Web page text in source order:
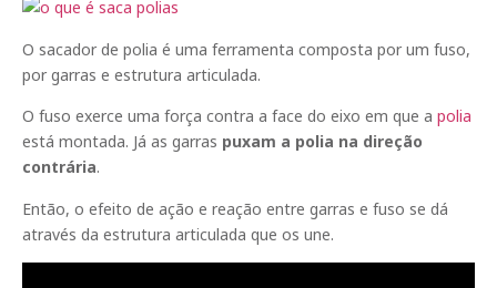
O sacador de polia é uma ferramenta composta por um fuso,
por garras e estrutura articulada.
O fuso exerce uma força contra a face do eixo em que a polia
está montada. Já as garras puxam a polia na direção
contrária.
Então, o efeito de ação e reação entre garras e fuso se dá
através da estrutura articulada que os une.